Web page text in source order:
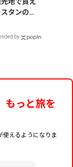
タンのお
by
もっと旅を
使えるようになりま